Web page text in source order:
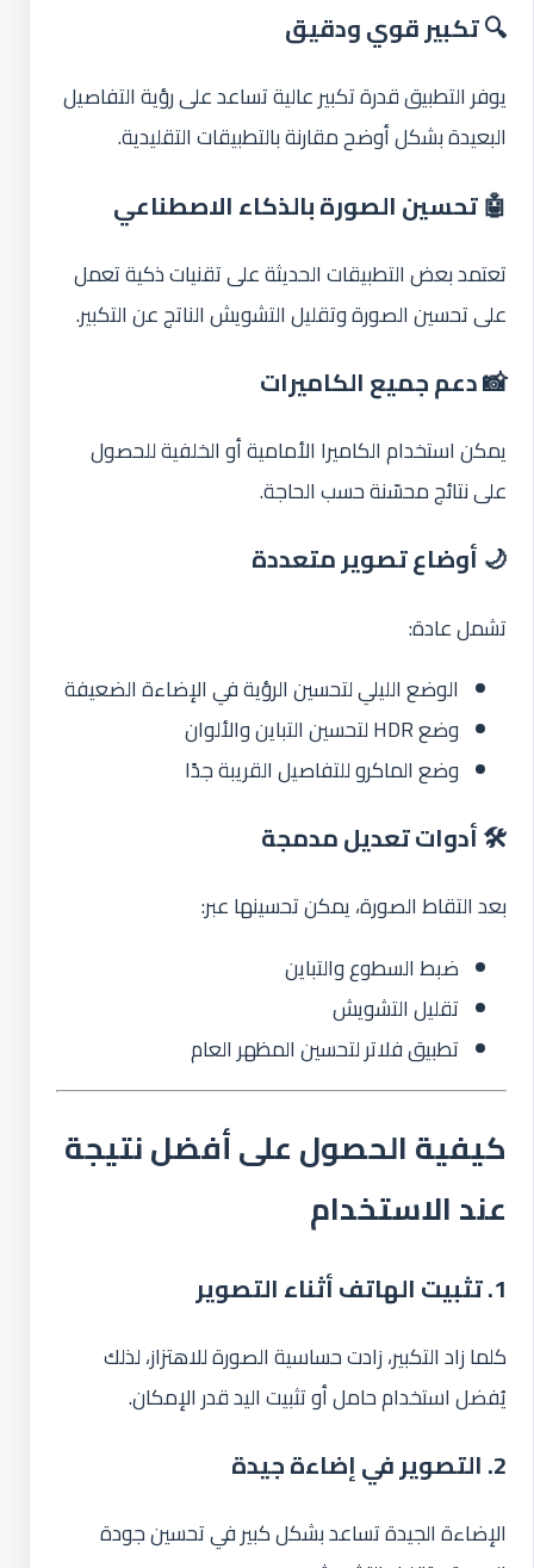
🔍 تكبير قوي ودقيق
يوفر التطبيق قدرة تكبير عالية تساعد على رؤية التفاصيل
البعيدة بشكل أوضح مقارنة بالتطبيقات التقليدية.
🤖 تحسين الصورة بالذكاء الاصطناعي
تعتمد بعض التطبيقات الحديثة على تقنيات ذكية تعمل
على تحسين الصورة وتقليل التشويش الناتج عن التكبير.
📸 دعم جميع الكاميرات
يمكن استخدام الكاميرا الأمامية أو الخلفية للحصول
على نتائج محسّنة حسب الحاجة.
🌙 أوضاع تصوير متعددة
تشمل عادة:
الوضع الليلي لتحسين الرؤية في الإضاءة الضعيفة
وضع HDR لتحسين التباين والألوان
وضع الماكرو للتفاصيل القريبة جدًا
🛠️ أدوات تعديل مدمجة
بعد التقاط الصورة، يمكن تحسينها عبر:
ضبط السطوع والتباين
تقليل التشويش
تطبيق فلاتر لتحسين المظهر العام
كيفية الحصول على أفضل نتيجة
عند الاستخدام
1. تثبيت الهاتف أثناء التصوير
كلما زاد التكبير، زادت حساسية الصورة للاهتزاز، لذلك
يُفضل استخدام حامل أو تثبيت اليد قدر الإمكان.
2. التصوير في إضاءة جيدة
الإضاءة الجيدة تساعد بشكل كبير في تحسين جودة